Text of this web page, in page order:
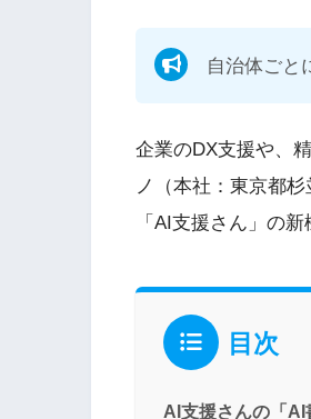
自治体ごと
企業のDX支援や、
ノ（本社：東京都
「AI支援さん」の
目次
AI支援さんの「AI